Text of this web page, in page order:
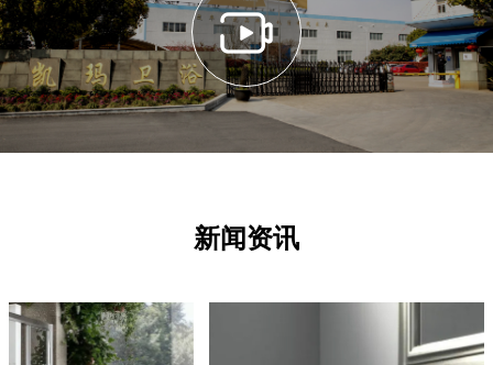
新闻资讯